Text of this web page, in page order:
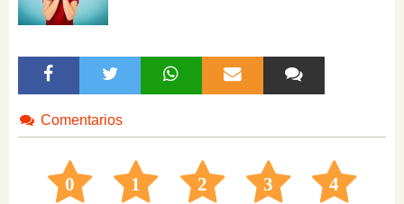
Comentarios
0 1 2 3 4